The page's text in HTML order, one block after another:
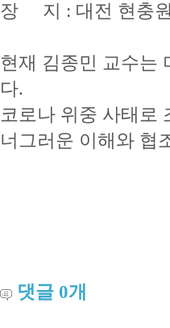
장 지 : 대전 현충
현재 김종민 교수는
다.
코로나 위중 사태로
너그러운 이해와 협
댓글 0개